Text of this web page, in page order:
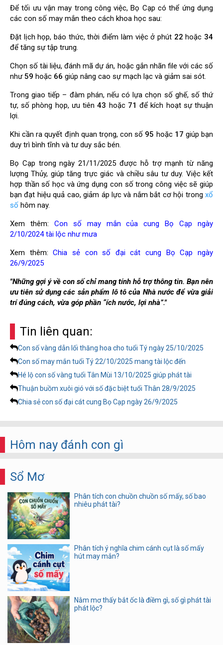
Để tối ưu vận may trong công việc, Bọ Cạp có thể ứng dụng
các con số may mắn theo cách khoa học sau:
Đặt lịch họp, báo thức, thời điểm làm việc ở phút 22 hoặc 34
để tăng sự tập trung.
Chọn số tài liệu, đánh mã dự án, hoặc gắn nhãn file với các số
như59 hoặc 66 giúp nâng cao sự mạch lạc và giảm sai sót.
Trong giao tiếp – đàm phán, nếu có lựa chọn số ghế, số thứ
tự, số phòng họp, ưu tiên43 hoặc 71 để kích hoạt sự thuận
lợi.
Khi cần ra quyết định quan trọng, con số 95 hoặc 17 giúp bạn
duy trì bình tĩnh và tư duy sắc bén.
Bọ Cạp trong ngày 21/11/2025 được hỗ trợ mạnh từ năng
lượng Thủy, giúp tăng trực giác và chiều sâu tư duy. Việc kết
hợp thần số học và ứng dụng con số trong công việc sẽ giúp
bạn đạt hiệu quả cao, giảm áp lực và nắm bắt cơ hội trong xổ
số hôm nay.
Xem thêm: Con số may mắn của cung Bọ Cạp ngày
2/10/2024 tài lộc như mưa
Xem thêm:Chia sẻ con số đại cát cung Bọ Cạp ngày
26/9/2025
"Những gợi ý về con số chỉ mang tính hỗ trợ thông tin. Bạn nên
ưu tiên sử dụng các sản phẩm lô tô của Nhà nước để vừa giải
trí đúng cách, vừa góp phần “ích nước, lợi nhà”."
Tin liên quan:
Con số vàng dẫn lối thăng hoa cho tuổi Tý ngày 25/10/2025
Con số may mắn tuổi Tý 22/10/2025 mang tài lộc đến
Hé lộ con số vàng tuổi Tân Mùi 13/10/2025 giúp phát tài
Thuận buồm xuôi gió với số đặc biệt tuổi Thân 28/9/2025
Chia sẻ con số đại cát cung Bọ Cạp ngày 26/9/2025
Hôm nay đánh con gì
Sổ Mơ
Phân tích con chuồn chuồn số mấy, số bao
nhiêu phát tài?
Phân tích ý nghĩa chim cánh cụt là số mấy
hút may mắn?
Nằm mơ thấy bắt ốc là điềm gì, số gì phát tài
phát lộc?